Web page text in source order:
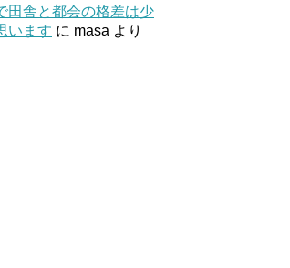
田舎と都会の格差は少
います に masa より